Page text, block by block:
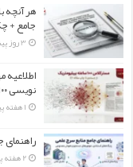
هر آنچه
جامع
3 روز پیش
نویسی ۱۰۰ ساعته بیبلیومتریک
1 هفته پیش
2 هفته پیش